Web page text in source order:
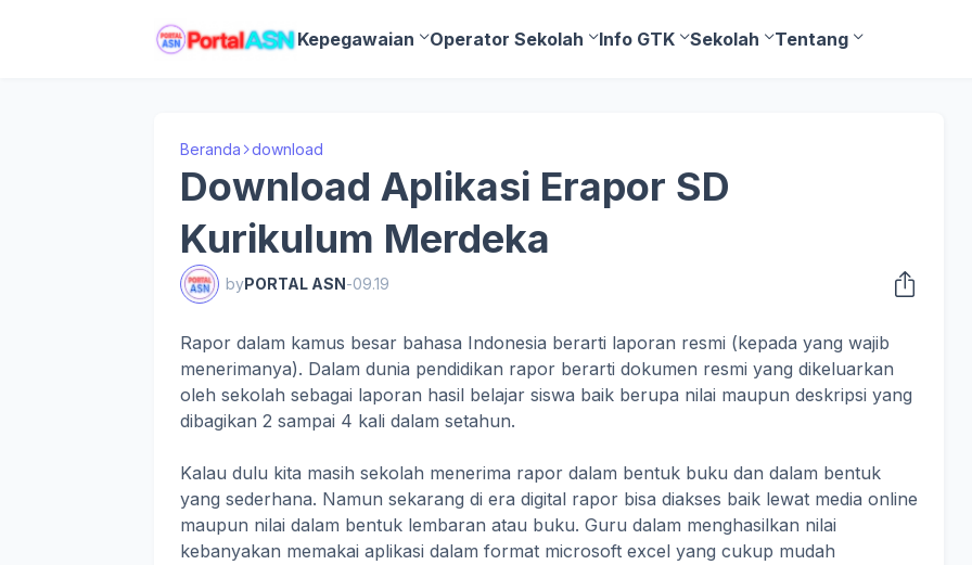
Kepegawaian Operator Sekolah Info GTK Sekolah Tentang
Beranda download
Download Aplikasi Erapor SD
Kurikulum Merdeka
byPORTAL ASN-09.19
Rapor dalam kamus besar bahasa Indonesia berarti laporan resmi (kepada yang wajib
menerimanya). Dalam dunia pendidikan rapor berarti dokumen resmi yang dikeluarkan
oleh sekolah sebagai laporan hasil belajar siswa baik berupa nilai maupun deskripsi yang
dibagikan 2 sampai 4 kali dalam setahun.
Kalau dulu kita masih sekolah menerima rapor dalam bentuk buku dan dalam bentuk
yang sederhana. Namun sekarang di era digital rapor bisa diakses baik lewat media online
maupun nilai dalam bentuk lembaran atau buku. Guru dalam menghasilkan nilai
kebanyakan memakai aplikasi dalam format microsoft excel yang cukup mudah